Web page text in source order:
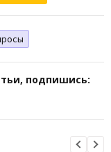
подпишись: